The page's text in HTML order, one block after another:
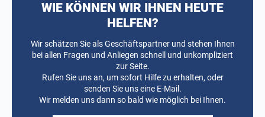
WIE KÖNNEN WIR IHNEN HEUTE
HELFEN?
Wir schätzen Sie als Geschäftspartner und stehen Ihnen
bei allen Fragen und Anliegen schnell und unkompliziert
zur Seite.
Rufen Sie uns an, um sofort Hilfe zu erhalten, oder
senden Sie uns eine E-Mail.
Wir melden uns dann so bald wie möglich bei Ihnen.